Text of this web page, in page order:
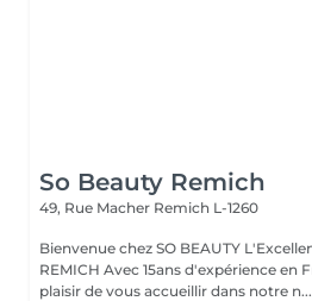
So Beauty Remich
49, Rue Macher Remich L-1260
Bienvenue chez SO BEAUTY L'Excellence de la Beauté à
REMICH Avec 15ans d'expérience en France, nous avons le
plaisir de vous accueillir dans notre n...